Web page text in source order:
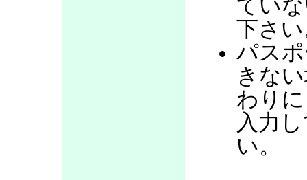
てい
下さ
パス
きな
わり
入力
い。